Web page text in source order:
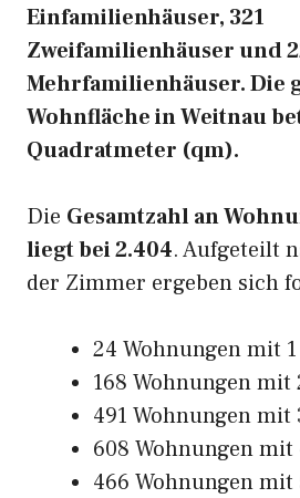
Einfamilienhäuser, 321
Zweifamilienhäuser und
Mehrfamilienhäuser. Die
Wohnfläche in Weitnau
Quadratmeter (qm).
Die Gesamtzahl an
liegt bei 2.404. Aufgeteilt
der Zimmer ergeben sich
24 Wohnungen mit
168 Wohnungen
491 Wohnungen
608 Wohnungen
466 Wohnungen